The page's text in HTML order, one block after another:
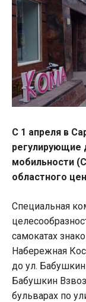
С 1 апреля в
регулирующие
мобильности
областного
Специальная
самокатах
Набережная
до ул.
Бабушкин
бульварах по